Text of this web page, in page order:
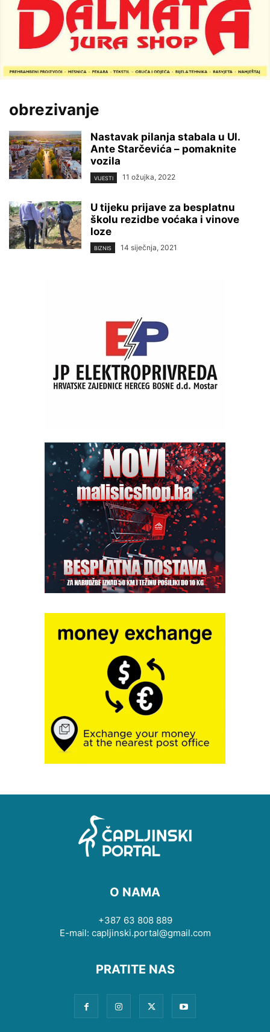
obrezivanje
Nastavak pilanja stabala u Ul.
Ante Starčevića – pomaknite
vozila
VIJESTI 11 ožujka, 2022
U tijeku prijave za besplatnu
školu rezidbe voćaka i vinove
loze
BIZNIS 14 siječnja, 2021
O NAMA
+387 63 808 889
E-mail: capljinski.portal@gmail.com
PRATITE NAS